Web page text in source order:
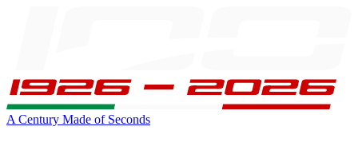
A Century Made of Seconds